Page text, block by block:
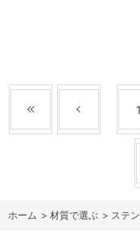
1
ホーム > 材質で選ぶ > ステ